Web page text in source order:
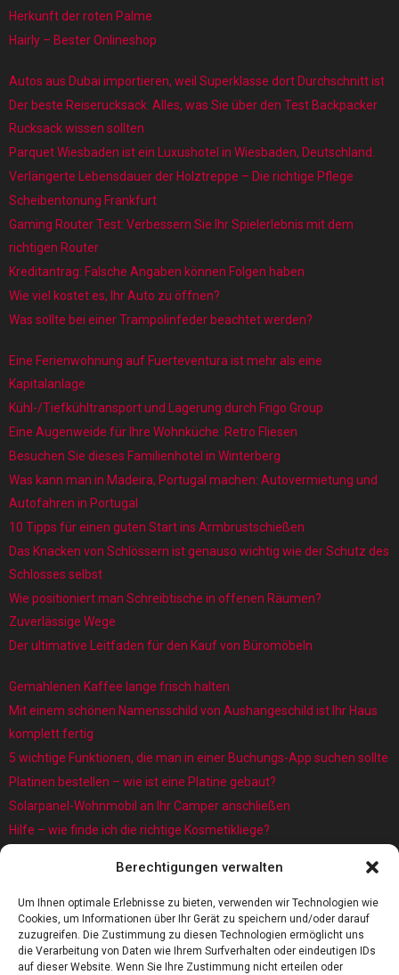
Berechtigungen verwalten
Um Ihnen optimale Erlebnisse zu bieten, verwenden wir Technologien wie
Cookies, um Informationen über Ihr Gerät zu speichern und/oder darauf
zuzugreifen. Die Zustimmung zu diesen Technologien ermöglicht uns
die Verarbeitung von Daten wie Ihrem Surfverhalten oder eindeutigen IDs
auf dieser Website. Wenn Sie Ihre Zustimmung nicht erteilen oder
Herkunft der roten Palme
Hairly – Bester Onlineshop
Autos aus Dubai importieren, weil Superklasse dort Durchschnitt ist
Der beste Reiserucksack: Alles, was Sie über den Test Backpacker
Rucksack wissen sollten
Parquet Wiesbaden ist ein Luxushotel in Wiesbaden, Deutschland.
Verlängerte Lebensdauer der Holztreppe – Die richtige Pflege
Scheibentonung Frankfurt
Gaming Router Test: Verbessern Sie Ihr Spielerlebnis mit dem
richtigen Router
Kreditantrag: Falsche Angaben können Folgen haben
Wie viel kostet es, Ihr Auto zu öffnen?
Was sollte bei einer Trampolinfeder beachtet werden?
Eine Ferienwohnung auf Fuerteventura ist mehr als eine
Kapitalanlage
Kühl-/Tiefkühltransport und Lagerung durch Frigo Group
Eine Augenweide für Ihre Wohnküche: Retro Fliesen
Besuchen Sie dieses Familienhotel in Winterberg
Was kann man in Madeira, Portugal machen: Autovermietung und
Autofahren in Portugal
10 Tipps für einen guten Start ins Armbrustschießen
Das Knacken von Schlössern ist genauso wichtig wie der Schutz des
Schlosses selbst
Wie positioniert man Schreibtische in offenen Räumen?
Zuverlässige Wege
Der ultimative Leitfaden für den Kauf von Büromöbeln
Gemahlenen Kaffee lange frisch halten
Mit einem schönen Namensschild von Aushangeschild ist Ihr Haus
komplett fertig
5 wichtige Funktionen, die man in einer Buchungs-App suchen sollte
Platinen bestellen – wie ist eine Platine gebaut?
Solarpanel-Wohnmobil an Ihr Camper anschließen
Hilfe – wie finde ich die richtige Kosmetikliege?
Kaffee rösten: Das Röstverfahren ist wichtig für das Aroma
5 Gründe, warum jedes Baby einen Baby Schwimmring benötigt